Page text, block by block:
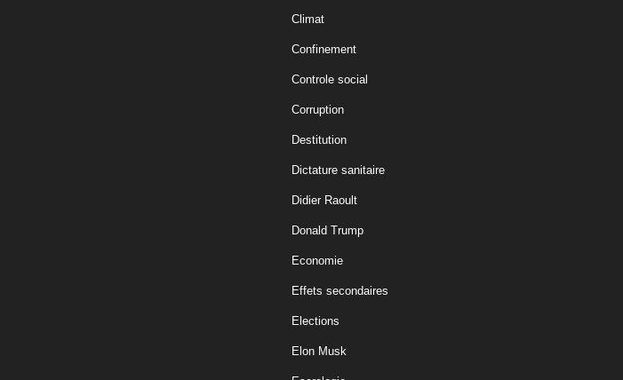
Climat
Confinement
Controle social
Corruption
Destitution
Dictature sanitaire
Didier Raoult
Donald Trump
Economie
Effets secondaires
Elections
Elon Musk